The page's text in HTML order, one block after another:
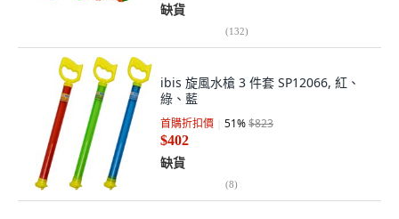
缺貨
(132)
ibis 旋風水槍 3 件套 SP12066, 紅、
綠、藍
首購折扣價 51%$823
$402
缺貨
(8)